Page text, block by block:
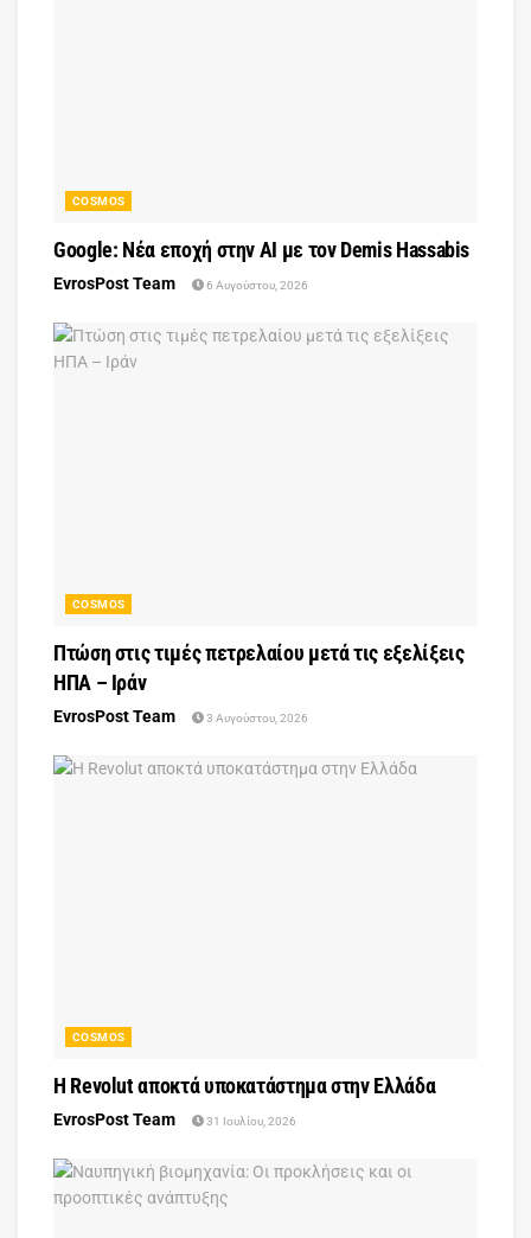
COSMOS
Google: Νέα εποχή στην AI με τον Demis Hassabis
EvrosPost Team 6 Αυγούστου, 2026
COSMOS
Πτώση στις τιμές πετρελαίου μετά τις εξελίξεις
ΗΠΑ – Ιράν
EvrosPost Team 3 Αυγούστου, 2026
COSMOS
Η Revolut αποκτά υποκατάστημα στην Ελλάδα
EvrosPost Team 31 Ιουλίου, 2026